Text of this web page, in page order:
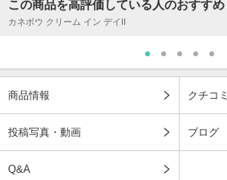
この商品を高評価している人のおすすめ
カネボウ クリーム イン デイII
商品情報 クチコミ
投稿写真・動画 ブログ
Q&A